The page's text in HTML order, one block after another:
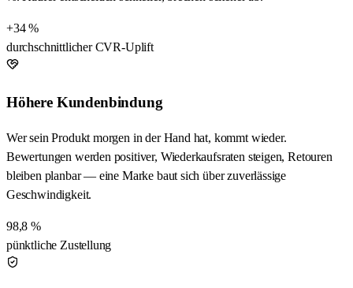
+34 %
durchschnittlicher CVR-Uplift
Höhere Kundenbindung
Wer sein Produkt morgen in der Hand hat, kommt wieder.
Bewertungen werden positiver, Wiederkaufsraten steigen, Retouren
bleiben planbar — eine Marke baut sich über zuverlässige
Geschwindigkeit.
98,8 %
pünktliche Zustellung